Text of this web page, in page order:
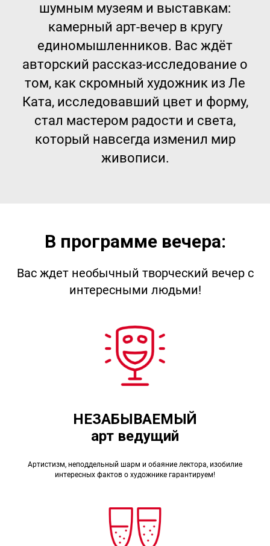
шумным музеям и выставкам:
камерный арт-вечер в кругу
единомышленников. Вас ждёт
авторский рассказ-исследование о
том, как скромный художник из Ле
Ката, исследовавший цвет и форму,
стал мастером радости и света,
который навсегда изменил мир
живописи.
В программе вечера:
Вас ждет необычный творческий вечер с
интересными людьми!
НЕЗАБЫВАЕМЫЙ
арт ведущий
Артистизм, неподдельный шарм и обаяние лектора, изобилие
интересных фактов о художнике гарантируем!